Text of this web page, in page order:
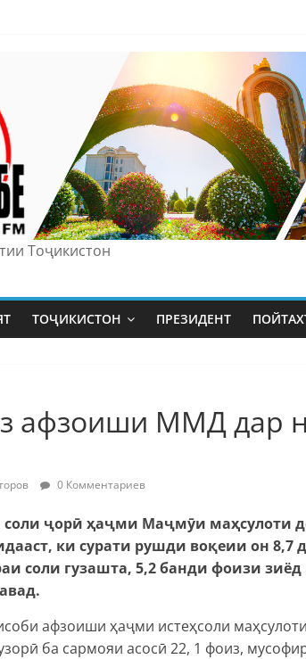
Тоҷикистон
ТОҶИКИСТОН ПРЕЗИДЕНТ
афзоиши ММД дар
0 Комментариев
ҷорӣ ҳаҷми Маҷмӯи маҳсулоти
ки сурати рушди воқеии он 8,7
соли гузашта, 5,2 банди фоизи
афзоиши ҳаҷми истеҳсоли
ба сармояи асосӣ 22, 1 фоиз,